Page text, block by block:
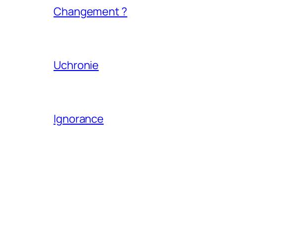
Changement ?
Uchronie
Ignorance